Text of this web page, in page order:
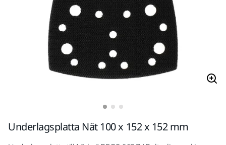
Underlagsplatta Nät 100 x 152 x 152 mm